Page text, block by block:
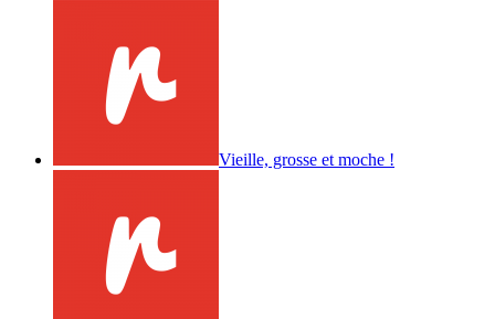
Vieille, grosse et moche !